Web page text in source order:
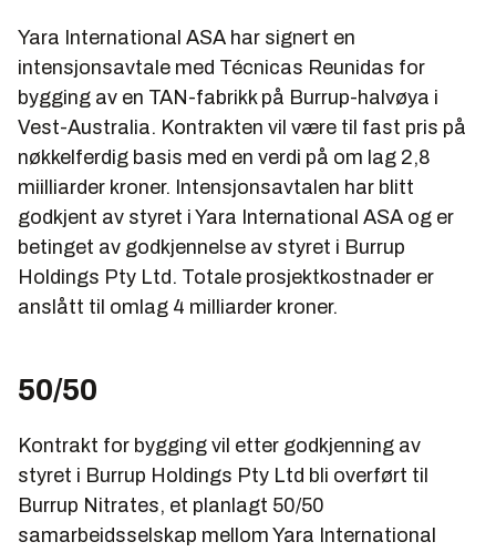
Yara International ASA har signert en
intensjonsavtale med Técnicas Reunidas for
bygging av en TAN-fabrikk på Burrup-halvøya i
Vest-Australia. Kontrakten vil være til fast pris på
nøkkelferdig basis med en verdi på om lag 2,8
miilliarder kroner. Intensjonsavtalen har blitt
godkjent av styret i Yara International ASA og er
betinget av godkjennelse av styret i Burrup
Holdings Pty Ltd. Totale prosjektkostnader er
anslått til omlag 4 milliarder kroner.
50/50
Kontrakt for bygging vil etter godkjenning av
styret i Burrup Holdings Pty Ltd bli overført til
Burrup Nitrates, et planlagt 50/50
samarbeidsselskap mellom Yara International